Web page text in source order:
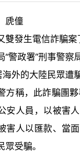
僮
發生電信詐騙
政署”刑事警察
外的大陸民眾遭
稱，此詐騙團夥
安人員，以被害
害人以匯款、當
受騙。